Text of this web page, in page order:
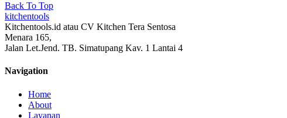
Back To Top
kitchentools
Kitchentools.id atau CV Kitchen Tera Sentosa
Menara 165,
Jalan Let.Jend. TB. Simatupang Kav. 1 Lantai 4
Navigation
Home
About
Layanan